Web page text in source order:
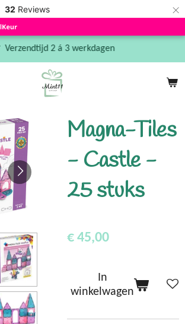
32 Reviews ×
Verzendtijd 2 á 3 werkdagen
Magna-Tiles
- Castle -
25 stuks
€ 45,00
In
winkelwagen